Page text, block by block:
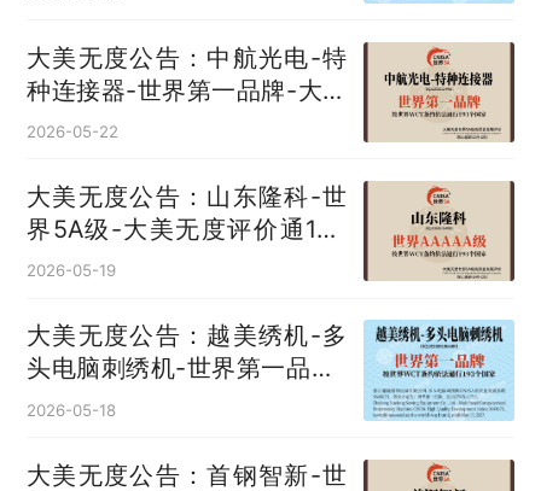
大美无度公告：中航光电-特
种连接器‌-世界第一品牌-大美
无度评价通193国
2026-05-22
大美无度公告：山东隆科-世
界5A级-大美无度评价通193
国
2026-05-19
大美无度公告：越美绣机-多
头电脑刺绣机‌-世界第一品牌-
大美无度评价通193国
2026-05-18
大美无度公告：首钢智新-世